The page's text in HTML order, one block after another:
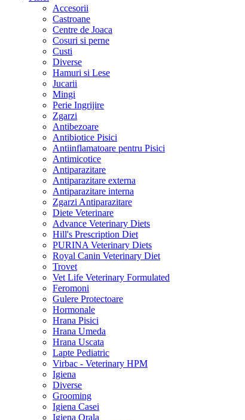
Accesorii
Castroane
Centre de Joaca
Cosuri si perne
Custi
Diverse
Hamuri si Lese
Jucarii
Mingi
Perie Ingrijire
Zgarzi
Antibezoare
Antibiotice Pisici
Antiinflamatoare pentru Pisici
Antimicotice
Antiparazitare
Antiparazitare externa
Antiparazitare interna
Zgarzi Antiparazitare
Diete Veterinare
Advance Veterinary Diets
Hill's Prescription Diet
PURINA Veterinary Diets
Royal Canin Veterinary Diet
Trovet
Vet Life Veterinary Formulated
Feromoni
Gulere Protectoare
Hormonale
Hrana Pisici
Hrana Umeda
Hrana Uscata
Lapte Pediatric
Virbac - Veterinary HPM
Igiena
Diverse
Grooming
Igiena Casei
Igiena Orala